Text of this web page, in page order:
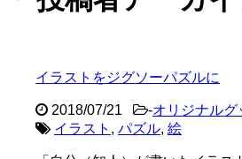
イラストをジグソーパズルに
2018/07/21 -オリジナルグ
イラスト , パズル, 絵